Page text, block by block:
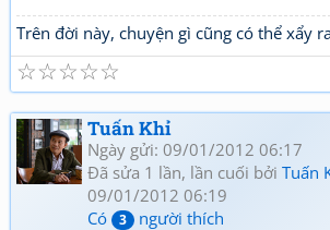
Trên đời này, chuyện gì cũng có thể xẩy
☆
☆
☆
☆
☆
Tuấn Khỉ
Ngày gửi: 09/01/2012 06:17
Đã sửa 1 lần, lần cuối bởi Tuấn
09/01/2012 06:19
Có
3 người thích